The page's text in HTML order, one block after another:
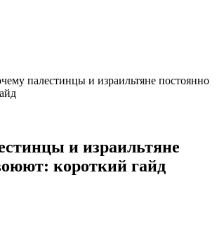
палестинцы и израильтяне постоянно
и израильтяне
короткий гайд